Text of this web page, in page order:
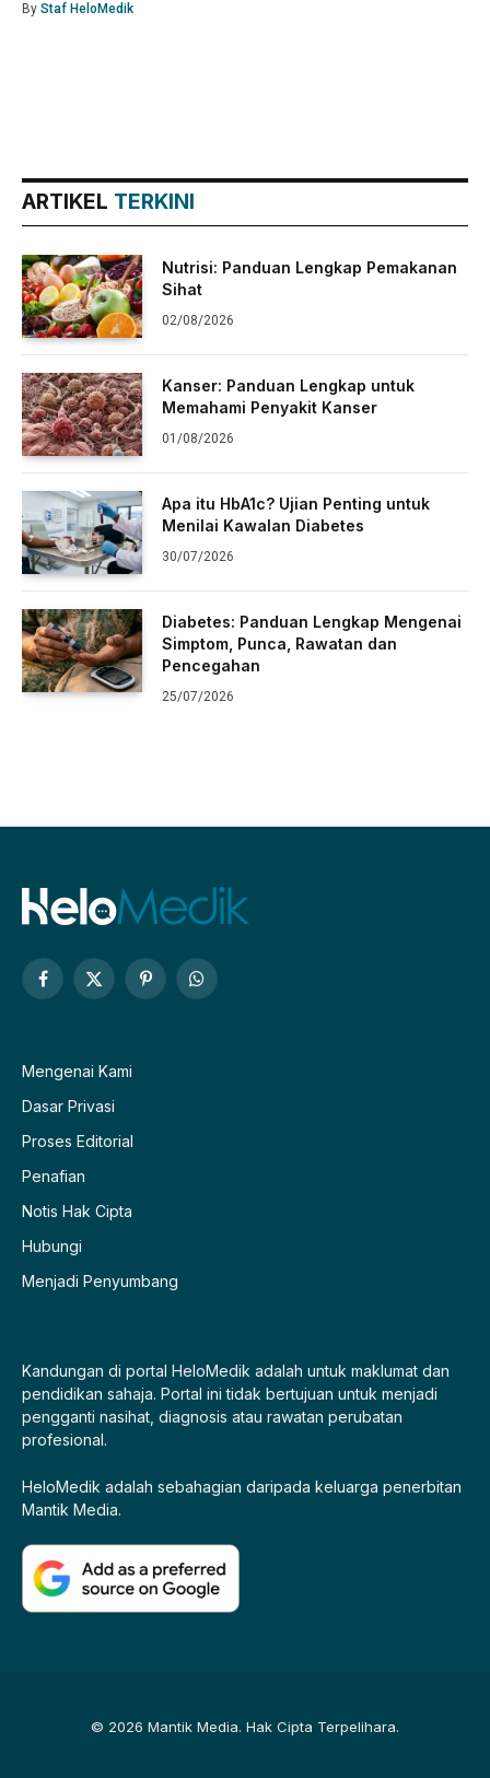
By Staf HeloMedik
ARTIKEL TERKINI
Nutrisi: Panduan Lengkap Pemakanan
Sihat
02/08/2026
Kanser: Panduan Lengkap untuk
Memahami Penyakit Kanser
01/08/2026
Apa itu HbA1c? Ujian Penting untuk
Menilai Kawalan Diabetes
30/07/2026
Diabetes: Panduan Lengkap Mengenai
Simptom, Punca, Rawatan dan
Pencegahan
25/07/2026
Facebook
X
PinterestWhatsApp
Mengenai Kami
Dasar Privasi
Proses Editorial
Penafian
Notis Hak Cipta
Hubungi
Menjadi Penyumbang
Kandungan di portal HeloMedik adalah untuk maklumat dan
pendidikan sahaja. Portal ini tidak bertujuan untuk menjadi
pengganti nasihat, diagnosis atau rawatan perubatan
profesional.
HeloMedik adalah sebahagian daripada keluarga penerbitan
Mantik Media.
© 2026 Mantik Media. Hak Cipta Terpelihara.